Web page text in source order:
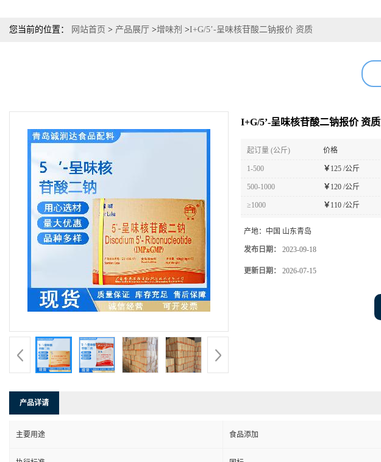
您当前的位置： 网站首页 > 产品展厅 >增味剂 >I+G/5’-呈味核苷酸二钠报价 资质
I+G/5’-呈味核苷酸二钠报价 资质
起订量 (公斤) 价格
1-500 ￥ 125 /公斤
500-1000 ￥ 120 /公斤
≥1000 ￥ 110 /公斤
产地： 中国 山东青岛
发布日期： 2023-09-18
更新日期： 2026-07-15
产品详请
主要用途 食品添加